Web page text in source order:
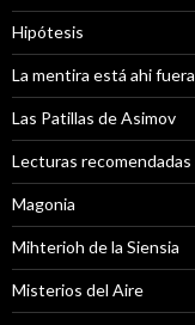
Hipótesis
La mentira está ahi fuera
Las Patillas de Asimov
Lecturas recomendadas
Magonia
Mihterioh de la Siensia
Misterios del Aire